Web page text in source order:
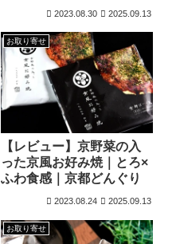
2023.08.30 2025.09.13
お取り寄せ
【レビュー】京野菜の入
った京風お好み焼｜とろ×
ふわ食感｜京都どんぐり
2023.08.24 2025.09.13
お取り寄せ